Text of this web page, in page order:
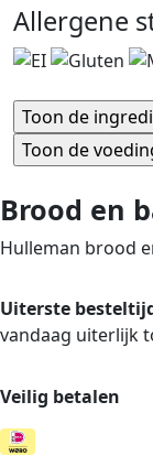
Allergene
Brood en
Hulleman brood
Uiterste
vandaag uiterlijk
Veilig betalen